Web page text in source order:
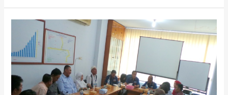
SILAHTURAHMI
DENGAN
NASABAH
PRIORITAS